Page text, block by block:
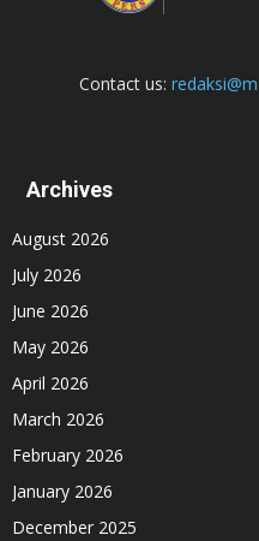
Contact us:
Archives
August 2026
July 2026
June 2026
May 2026
April 2026
March 2026
February 2026
January 2026
December 2025